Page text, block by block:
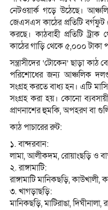
নেটওয়ার্ক গড়ে উঠেছে।
জেএসএস কাঠের প্রতিটি বর্গফুট
করছে। কাঠবাহী প্রতিটি
কাঠের গাড়ি থেকে ৫,০০০ টাকা
সন্ত্রাসীদের ‘টোকেন’ ছাড়া কাঠ
পরিশোধের জন্য আঞ্চলিক
সংগ্রহ করতে বাধ্য হন। এটি
সংগ্রহ করা হয়। কোনো
প্রাণনাশের হুমকি, অপহরণ বা
কাঠ পাচারের রুট:
১. বান্দরবান:
লামা, আলীকদম, রোয়াংছড়ি ও
২. রাঙ্গামাটি:
রাঙ্গামাটি মানিকছড়ি, কাউখালী,
৩. খাগড়াছড়ি:
মানিকছড়ি, মাটিরাঙা,